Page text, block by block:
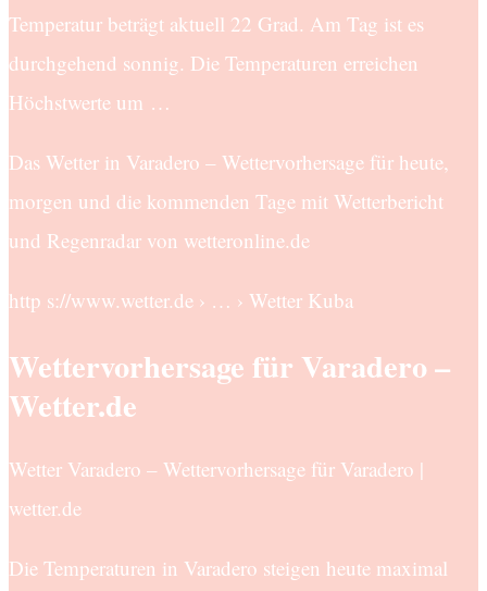
Temperatur beträgt aktuell 22 Grad. Am Tag ist es
durchgehend sonnig. Die Temperaturen erreichen
Höchstwerte um …
Das Wetter in Varadero – Wettervorhersage für heute,
morgen und die kommenden Tage mit Wetterbericht
und Regenradar von wetteronline.de
http s://www.wetter.de › … › Wetter Kuba
Wettervorhersage für Varadero –
Wetter.de
Wetter Varadero – Wettervorhersage für Varadero |
wetter.de
Die Temperaturen in Varadero steigen heute maximal